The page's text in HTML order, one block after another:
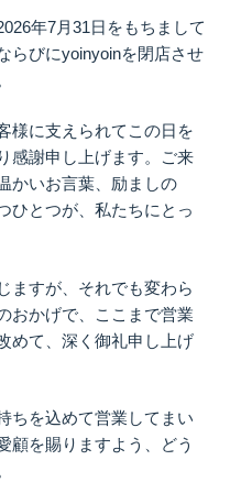
年7月31日をもちまして
らびにyoinyoinを閉店させ
様に支えられてこの日を
感謝申し上げます。ご来
かいお言葉、励ましの
ひとつが、私たちにとっ
ますが、それでも変わら
おかげで、ここまで営業
めて、深く御礼申し上げ
ちを込めて営業してまい
顧を賜りますよう、どう